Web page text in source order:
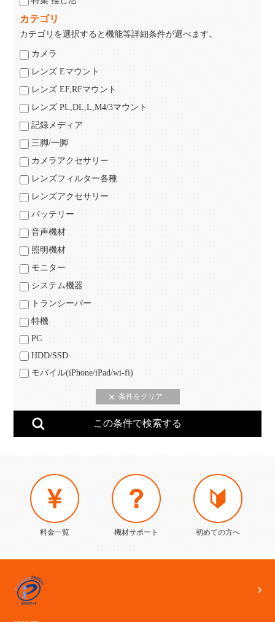
カテゴリ
カテゴリを選択すると機能等詳細条件が選べます。
カメラ
レンズ Eマウント
レンズ EF,RFマウント
レンズ PL,DL,L,M4/3マウント
記録メディア
三脚/一脚
カメラアクセサリー
レンズフィルター各種
レンズアクセサリー
バッテリー
音声機材
照明機材
モニター
システム機器
トランシーバー
特機
PC
HDD/SSD
モバイル(iPhone/iPad/wi-fi)
料金一覧 機材サポート 初めての方へ